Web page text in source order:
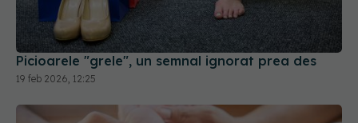
Picioarele "grele", un semnal ignorat prea des
19 feb 2026, 12:25